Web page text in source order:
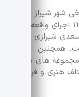
شهر شیراز اجرا
می شود و شامل۱۲ اجرای تئاتر عمارت و ۱۲ اجرای واقعه خوانی
شیرازی برنامه
همچنین
های دیگر
هنری و فرهنگی